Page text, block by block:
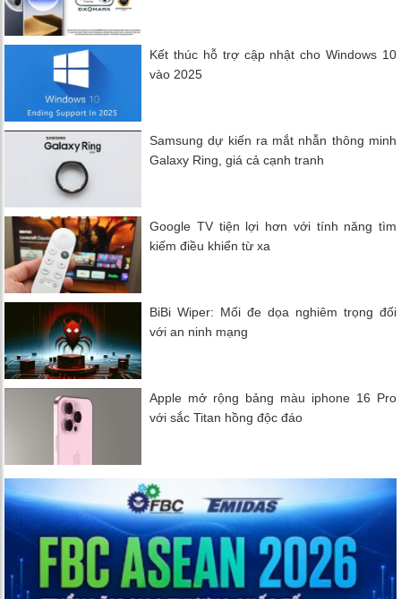
Kết thúc hỗ trợ cập nhật cho Windows 10
vào 2025
Samsung dự kiến ra mắt nhẫn thông minh
Galaxy Ring, giá cả cạnh tranh
Google TV tiện lợi hơn với tính năng tìm
kiếm điều khiển từ xa
BiBi Wiper: Mối đe dọa nghiêm trọng đối
với an ninh mạng
Apple mở rộng bảng màu iphone 16 Pro
với sắc Titan hồng độc đáo